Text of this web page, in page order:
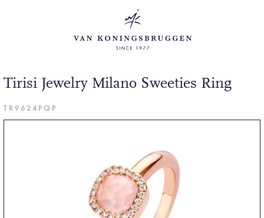
Tirisi Jewelry Milano Sweeties Ring
TR9624PQP